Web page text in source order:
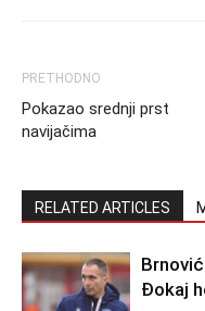
PRETHODNO
Pokazao srednji prst
navijačima
RELATED ARTICLES
Đokaj